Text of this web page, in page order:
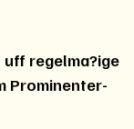
regelma?ige
Prominenter-